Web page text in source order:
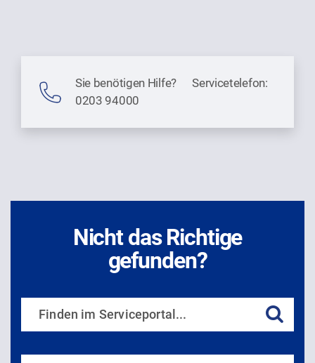
Sie benötigen Hilfe? Servicetelefon:
0203 94000
Nicht das Richtige
gefunden?